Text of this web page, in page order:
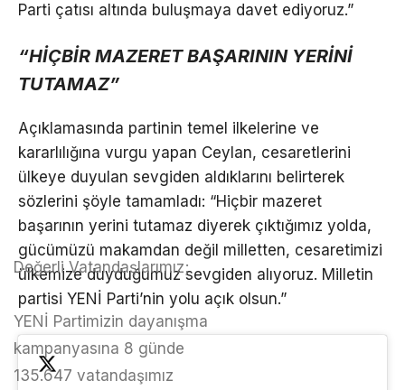
Parti çatısı altında buluşmaya davet ediyoruz.”
“HİÇBİR MAZERET BAŞARININ YERİNİ
TUTAMAZ”
Açıklamasında partinin temel ilkelerine ve
kararlılığına vurgu yapan Ceylan, cesaretlerini
ülkeye duyulan sevgiden aldıklarını belirterek
sözlerini şöyle tamamladı: “Hiçbir mazeret
başarının yerini tutamaz diyerek çıktığımız yolda,
gücümüzü makamdan değil milletten, cesaretimizi
ülkemize duyduğumuz sevgiden alıyoruz. Milletin
partisi YENİ Parti’nin yolu açık olsun.”
Değerli Vatandaşlarımız;
YENİ Partimizin dayanışma
kampanyasına 8 günde
135.647 vatandaşımız